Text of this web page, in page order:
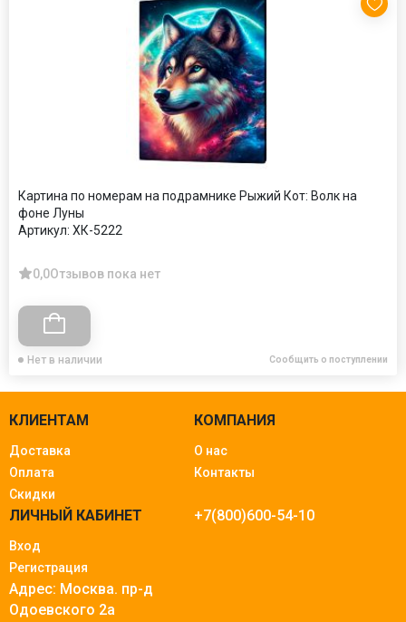
Картина по номерам на подрамнике Рыжий Кот: Волк на
фоне Луны
Артикул: ХК-5222
0,0Отзывов пока нет
Нет в наличии Сообщить о поступлении
КЛИЕНТАМ
Доставка
Оплата
Скидки
КОМПАНИЯ
О нас
Контакты
ЛИЧНЫЙ КАБИНЕТ
Вход
Регистрация
+7(800)600-54-10
Адрес: Москва. пр-д
Одоевского 2а